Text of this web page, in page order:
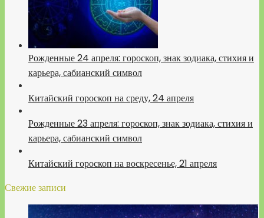
Рожденные 24 апреля: гороскоп, знак зодиака, стихия и
карьера, сабианский символ
Китайский гороскоп на среду, 24 апреля
Рожденные 23 апреля: гороскоп, знак зодиака, стихия и
карьера, сабианский символ
Китайский гороскоп на воскресенье, 21 апреля
Свежие записи